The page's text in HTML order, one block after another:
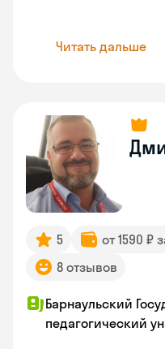
Читать дальше
5 от 1590 ₽
8 отзывов
Барнаульский
педагогический